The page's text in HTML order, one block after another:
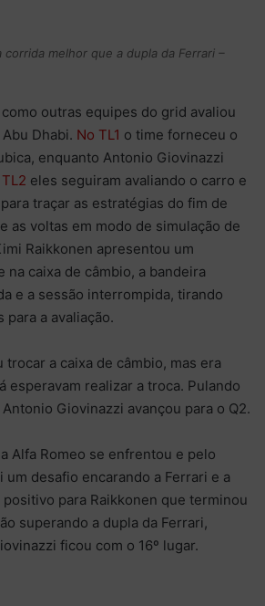
corrida melhor que a dupla da Ferrari –
outras equipes do grid avaliou
Dhabi. No TL1 o time forneceu o
enquanto Antonio Giovinazzi
eles seguiram avaliando o carro e
traçar as estratégias do fim de
as voltas em modo de simulação de
Raikkonen apresentou um
na caixa de câmbio, a bandeira
e a sessão interrompida, tirando
a avaliação.
a caixa de câmbio, mas era
esperavam realizar a troca. Pulando
Giovinazzi avançou para o Q2.
Alfa Romeo se enfrentou e pelo
um desafio encarando a Ferrari e a
para Raikkonen que terminou
superando a dupla da Ferrari,
ficou com o 16º lugar.